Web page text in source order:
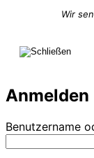
Wir
Anmelden
Benutzername